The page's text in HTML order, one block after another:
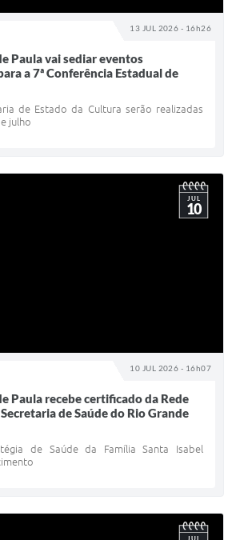
13 JUL 2026 - 16h26
Paula vai sediar eventos
a 7ª Conferência Estadual de
de Estado da Cultura serão realizadas
julho
10 JUL 2026 - 16h07
JUL
10
Paula recebe certificado da Rede
de Saúde do Rio Grande
de Saúde da Família Santa Isabel